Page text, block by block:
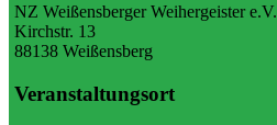
NZ Weißensberger Weihergeister e.V.
Kirchstr. 13
88138 Weißensberg
Veranstaltungsort